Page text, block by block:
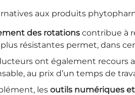
aux produits
des rotations contribue à
résistantes permet, dans
ont également recours
au prix d’un temps de
les outils numériques